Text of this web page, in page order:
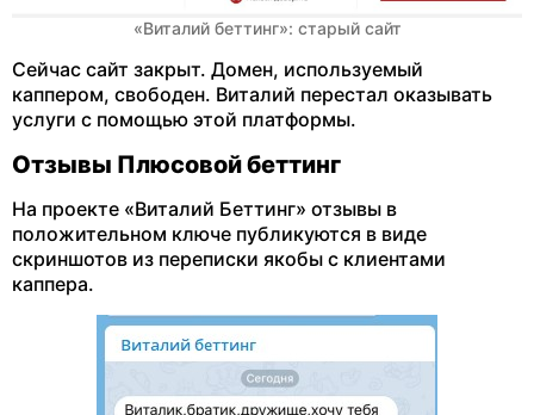
«Виталий беттинг»: старый сайт
Сейчас сайт закрыт. Домен, используемый
каппером, свободен. Виталий перестал оказывать
услуги с помощью этой платформы.
Отзывы Плюсовой беттинг
На проекте «Виталий Беттинг» отзывы в
положительном ключе публикуются в виде
скриншотов из переписки якобы с клиентами
каппера.